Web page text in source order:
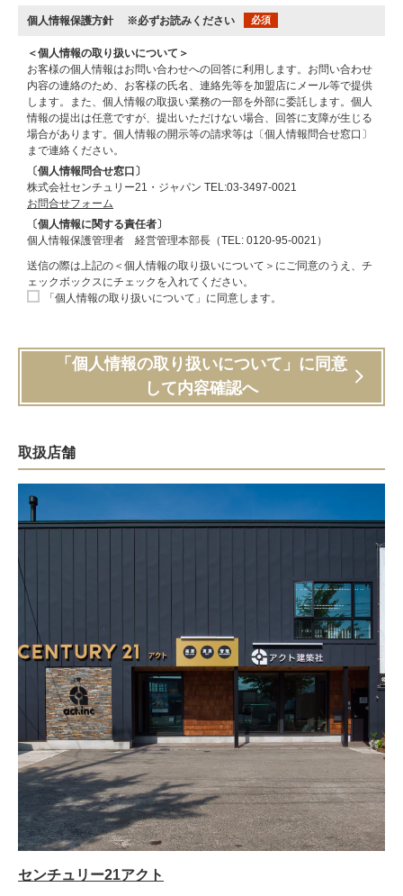
個人情報保護方針 ※必ずお読みください 必須
＜個人情報の取り扱いについて＞
お客様の個人情報はお問い合わせへの回答に利用します。お問い合わせ
内容の連絡のため、お客様の氏名、連絡先等を加盟店にメール等で提供
します。また、個人情報の取扱い業務の一部を外部に委託します。個人
情報の提出は任意ですが、提出いただけない場合、回答に支障が生じる
場合があります。個人情報の開示等の請求等は〔個人情報問合せ窓口〕
まで連絡ください。
〔個人情報問合せ窓口〕
株式会社センチュリー21・ジャパン TEL:03-3497-0021
お問合せフォーム
〔個人情報に関する責任者〕
個人情報保護管理者 経営管理本部長（TEL: 0120-95-0021）
送信の際は上記の＜個人情報の取り扱いについて＞にご同意のうえ、チ
ェックボックスにチェックを入れてください。
「個人情報の取り扱いについて」に同意します。
「個人情報の取り扱いについて」に同意
して内容確認へ
取扱店舗
センチュリー21アクト